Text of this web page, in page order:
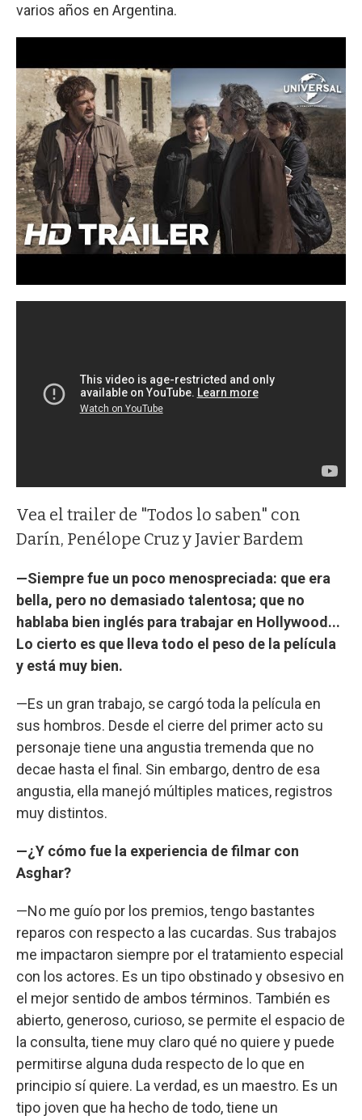
varios años en Argentina.
Vea el trailer de "Todos lo saben" con
Darín, Penélope Cruz y Javier Bardem
—Siempre fue un poco menospreciada: que era
bella, pero no demasiado talentosa; que no
hablaba bien inglés para trabajar en Hollywood...
Lo cierto es que lleva todo el peso de la película
y está muy bien.
—Es un gran trabajo, se cargó toda la película en
sus hombros. Desde el cierre del primer acto su
personaje tiene una angustia tremenda que no
decae hasta el final. Sin embargo, dentro de esa
angustia, ella manejó múltiples matices, registros
muy distintos.
—¿Y cómo fue la experiencia de filmar con
Asghar?
—No me guío por los premios, tengo bastantes
reparos con respecto a las cucardas. Sus trabajos
me impactaron siempre por el tratamiento especial
con los actores. Es un tipo obstinado y obsesivo en
el mejor sentido de ambos términos. También es
abierto, generoso, curioso, se permite el espacio de
la consulta, tiene muy claro qué no quiere y puede
permitirse alguna duda respecto de lo que en
principio sí quiere. La verdad, es un maestro. Es un
tipo joven que ha hecho de todo, tiene un